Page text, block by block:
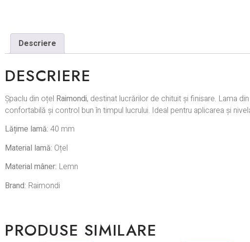
Descriere
DESCRIERE
Șpaclu din oțel Raimondi, destinat lucrărilor de chituit și finisare. Lama
confortabilă și control bun în timpul lucrului. Ideal pentru aplicarea și
Lățime lamă: 40 mm
Material lamă: Oțel
Material mâner: Lemn
Brand: Raimondi
PRODUSE SIMILARE